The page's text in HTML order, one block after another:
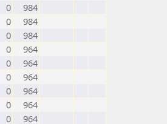
0
984
0
984
0
984
0
964
0
964
0
964
0
964
0
964
0
964